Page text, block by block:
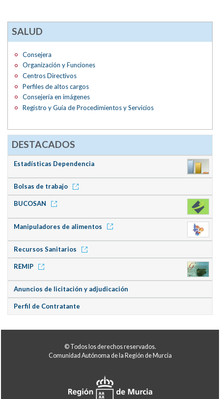
SALUD
Consejera
Organización y Funciones
Centros Directivos
Perfiles de altos cargos
Consejería en imágenes
Registro y Guía de Procedimientos y Servicios
DESTACADOS
Estadísticas Dependencia
Bolsas de trabajo
BUCOSAN
Manipuladores de alimentos
Recursos Sanitarios
REMIP
Anuncios de licitación y adjudicación
Perfil de Contratante
© Todos los derechos reservados.
Comunidad Autónoma de la Región de Murcia